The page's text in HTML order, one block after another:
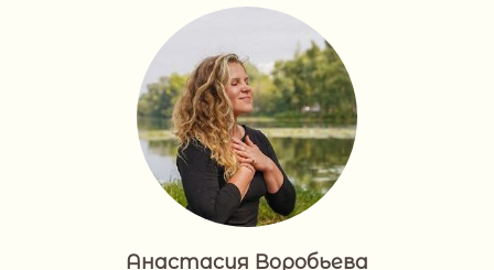
Анастасия Воробьева